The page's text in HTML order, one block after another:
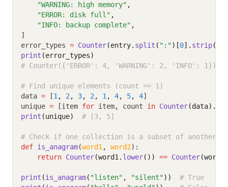
"WARNING: high memory" ,
"ERROR: disk full" ,
"INFO: backup complete" ,
]
error_types = Counter(entry. split ( ":")[0]. strip()
print (error_types)
# Counter({'ERROR': 4, 'WARNING': 2, 'INFO': 1})
# Find unique elements (count == 1)
data = [1 , 2 , 3, 2 , 1 , 4, 5, 4]
unique = [item for item, count in Counter(data).
print (unique) # [3, 5]
# Check if one collection is a subset of another
def is_anagram(word1 , word2):
return Counter(word1. lower()) == Counter(word2.
print (is_anagram( "listen" , "silent"))
# True